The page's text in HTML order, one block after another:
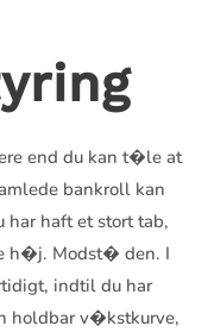
end du kan t�le at
bankroll kan
haft et stort tab,
h�j. Modst� den. I
indtil du har
holdbar v�kstkurve,